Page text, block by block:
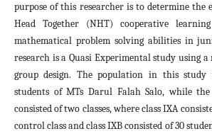
purpose of this researcher is to determine the
Head Together (NHT) cooperative
mathematical problem solving abilities in
research is a Quasi Experimental study using
group design. The population in this
students of MTs Darul Falah Salo, while
consisted of two classes, where class IXA
control class and class IXB consisted of 30